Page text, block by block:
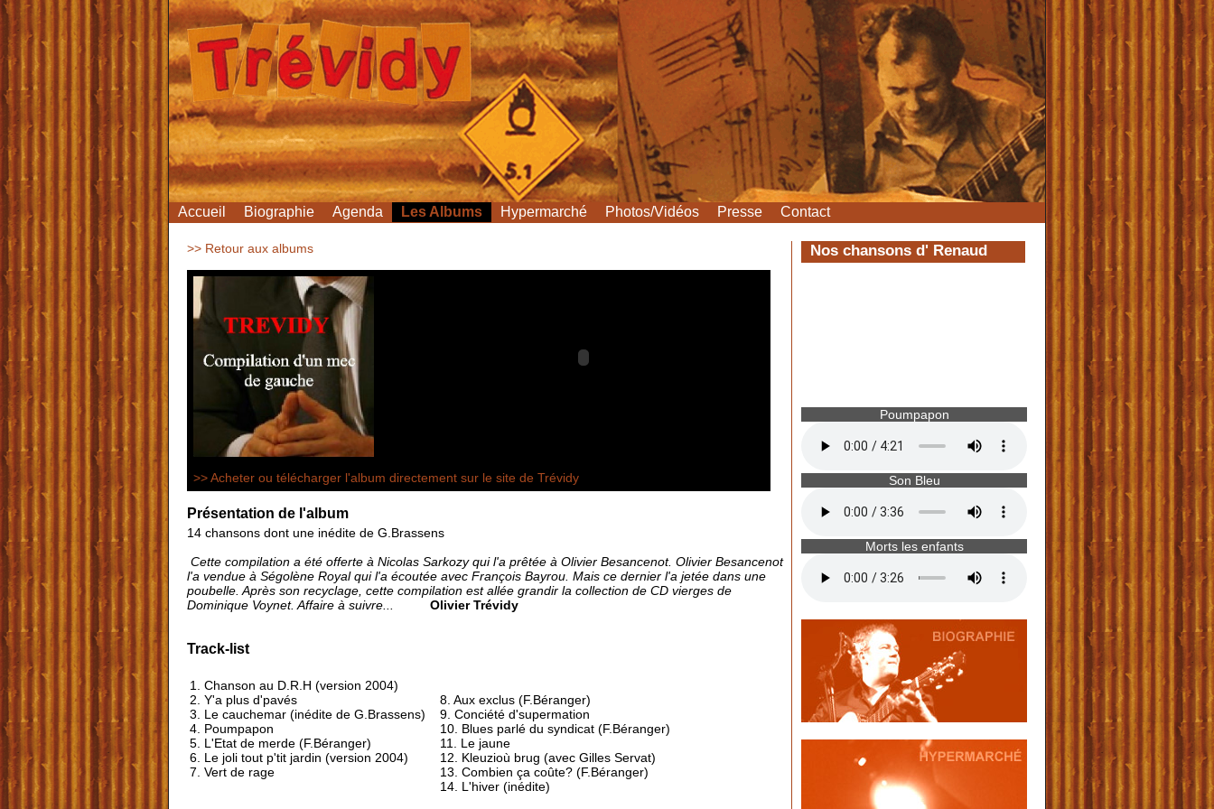
Accueil Biographie Agenda Les Albums Hypermarché Photos/Vidéos Presse Contact
Nos chansons d' Renaud
Poumpapon
Son Bleu
Morts les enfants
>> Retour aux albums
>> Acheter ou télécharger l'album directement sur le site de Trévidy
Présentation de l'album
14 chansons dont une inédite de G.Brassens
Cette compilation a été offerte à Nicolas Sarkozy qui l'a prêtée à Olivier Besancenot. Olivier Besancenot
l'a vendue à Ségolène Royal qui l'a écoutée avec François Bayrou. Mais ce dernier l'a jetée dans une
poubelle. Après son recyclage, cette compilation est allée grandir la collection de CD vierges de
Dominique Voynet. Affaire à suivre...
Olivier Trévidy
Track-list
1. Chanson au D.R.H (version 2004)
2. Y'a plus d'pavés
3. Le cauchemar (inédite de G.Brassens)
4. Poumpapon
5. L'Etat de merde (F.Béranger)
6. Le joli tout p'tit jardin (version 2004)
7. Vert de rage
8. Aux exclus (F.Béranger)
9. Conciété d'supermation
10. Blues parlé du syndicat (F.Béranger)
11. Le jaune
12. Kleuzioù brug (avec Gilles Servat)
13. Combien ça coûte? (F.Béranger)
14. L'hiver (inédite)